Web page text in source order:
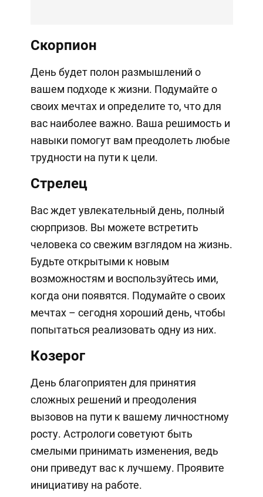
Скорпион
День будет полон размышлений о
вашем подходе к жизни. Подумайте о
своих мечтах и определите то, что для
вас наиболее важно. Ваша решимость и
навыки помогут вам преодолеть любые
трудности на пути к цели.
Стрелец
Вас ждет увлекательный день, полный
сюрпризов. Вы можете встретить
человека со свежим взглядом на жизнь.
Будьте открытыми к новым
возможностям и воспользуйтесь ими,
когда они появятся. Подумайте о своих
мечтах – сегодня хороший день, чтобы
попытаться реализовать одну из них.
Козерог
День благоприятен для принятия
сложных решений и преодоления
вызовов на пути к вашему личностному
росту. Астрологи советуют быть
смелыми принимать изменения, ведь
они приведут вас к лучшему. Проявите
инициативу на работе.